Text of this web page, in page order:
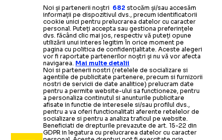
VIDEO Giuliano Simeone, fiul antrenorului Diego, a
debutat la Atletico Madrid
ARHIVA FOTBAL 14.04.2022
Diego Simeone îl atacă pe Pep Guardiola-Ce l-a
nemulțumit pe tehnicianul lui Atletico Madrid
ARHIVA FOTBAL 22.03.2022
Diego Simeone, lider detașat în clasamentul celor
mai bine plătiți antrenori din fotbalul european
ARHIVA FOTBAL
Atletico Madrid, în pierdere de
viteză-Cum explică Diego
Simeone înfrângerea cu Liverpool
Citește mai mult
ARHIVA FOTBAL
VIDEO Atletico Madrid, victorie la
scor de neprezentare cu Betis
Sevilla
Citește mai mult
Noi și partenerii noștri 682 stocăm și/sau accesăm
informații pe dispozitivul dvs., precum identificatorii
cookie unici pentru prelucrarea datelor cu caracter
personal. Puteți accepta sau gestiona preferințele
dvs. făcând clic mai jos, respectiv vă puteți opune
utilizării unui interes legitim în orice moment pe
pagina cu politica de confidențialitate. Aceste alegeri
vor fi raportate partenerilor noștri și nu vă vor afecta
navigarea. Mai multe detalii
Noi si partenerii nostri (retelele de socializare si
agentiile de publicitate partenere, precum si furnizorii
nostri de servicii de date analitice) prelucram date
pentru a permite website-ului sa functioneze, pentru
a personaliza continutul si anunturile publicitare
afisate in functie de interesele si/sau profilul dvs.,
pentru a va oferi functionalitati aferente retelelor de
socializare si pentru a analiza traficul pe website.
Beneficiati de drepturile prevazute de art. 15-22 din
GDPR in legatura cu prelucrarea datelor cu caracter